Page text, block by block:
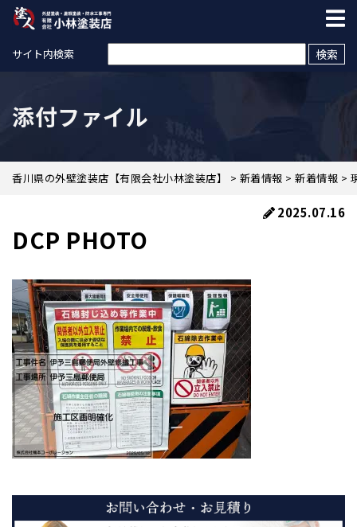
サイト内検索
添付ファイル
香川県の外壁塗装店【有限会社小林塗装店】 > 新着情報 > 新着情報 >
2025.07.16
DCP PHOTO